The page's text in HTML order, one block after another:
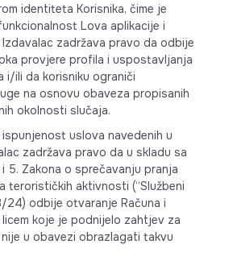
identiteta Korisnika, čime je
Lova aplikacije i
Izdavalac zadržava pravo da odbije
provjere profila i uspostavljanja
i/ili da korisniku ograniči
na osnovu obaveza propisanih
okolnosti slučaja.
uslova navedenih u
zadržava pravo da u skladu sa
5. Zakona o sprečavanju pranja
terorističkih aktivnosti (“Službeni
24) odbije otvaranje Računa i
koje je podnijelo zahtjev za
u obavezi obrazlagati takvu